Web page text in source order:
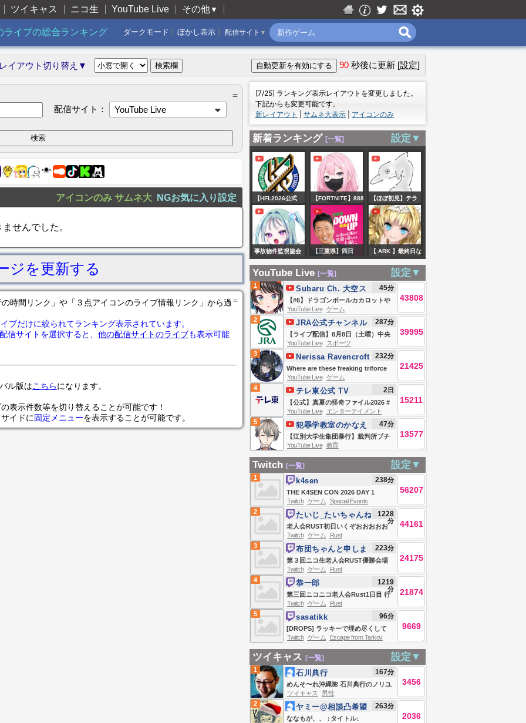
ツイキャス ニコ生 YouTube Live その他▼
ライブの総合ランキング 配信サイト ▼
ぼかし表示
ダークモード
イアウト切り替え▼ 90 秒後に更新 [設定]
＝
配信サイト：
YouTube Live
アイコンのみ サムネ大 NGお気に入り設定
せんでした。
ジを更新する
＝
時間リンク」や「３点アイコンのライブ情報リンク」から過
ブだけに絞られてランキング表示されています。
信サイトを選択すると、 他の配信サイトのライブも表示可能
ル版はこちらになります。
表示件数等を切り替えることが可能です！
イドに固定メニューを表示することが可能です。
[7/25] ランキング表示レイアウトを変更しました。
下記からも変更可能です。
新レイアウト
サムネ大表示 アイコンのみ
新着ランキング [一覧] 設定▼
【HFL2026公式
戦】2026年8月8日
(土)14:00 第二試合
（別海 vs 士別）
【釧路方面中標津
警察署 プレゼン
ツ】
【FORTNITE】888
～の日‼ブレインロ
ットその他参加型
配信【フォートナ
イト】
【ほぼ初見】テラ
リアcalamity mod
遊ぶ。浮く骸骨を
つぶすよ
事故物件監視協会
3 あきら よる (み
【三重県】四日
市！清水ただし公
式チャンネルが配
信中
【 ARK 】最終日な
のでボス戦全部や
ります間に合え ＃
あかとまARK 【
まと あかいとまと
】
YouTube Live [一覧] 設定▼
1
【#6】ドラゴンボールカカロットや
るしゅばああああああああああああ
ああああああああああああああ
あ！！！！！！【ホロライブ/大空ス
バル】
Subaru Ch. 大空ス
バル
45分
43808
YouTube Live ゲーム
2
【ライブ配信】8月8日（土曜）中央
競馬全レース中継（新潟・中京・札
幌）
JRA公式チャンネル 287分
39995
YouTube Live
スポーツ
3
Where are these freaking triforce
charts? | The Legend of Zelda:
The Wind Waker
Nerissa Ravencroft
Ch. hololive-EN
232分
21425
YouTube Live ゲーム
4
【公式】真夏の怪奇ファイル2026 #
恐怖 #心霊
テレ東公式 TV
TOKYO
2 日
15211
YouTube Live
エンターテイメント
5
【江別大学生集団暴行】裁判所ブチ
ギレの厳罰…当時18歳少年に無期懲
役判決が出ました【かなえ先生の解
説】
犯罪学教室のかなえ
先生 V
Criminologist
47分
13577
YouTube Live 教育
Twitch [一覧] 設定▼
1
THE K4SEN CON 2026 DAY 1
k4sen 238分
56207
Twitch ゲーム Special Events
2
老人会RUST初日いくぞおおおおお
おおおおお
たいじ_たいちゃんね
る
1228
分 44161
Twitch ゲーム
Rust
3
第３回ニコ生老人会RUST優勝会場
お布団ちゃん、う〇ちちゃん、恭ち
ゃん、キズナ ２日目
布団ちゃんと申しま
す
223分
24175
Twitch ゲーム
Rust
4
第三回ニコニコ老人会Rust1日目 行
くぞ‼優勝
恭一郎 1219
分 21874
Twitch ゲーム
Rust
5
[DROPS] ラッキーで埋め尽くして
Escape From Tarkov
sasatikk 96分
9669
Twitch ゲーム Escape from Tarkov
ツイキャス [一覧] 設定▼
1
めんそ〜れ沖縄🌺 石川典行のノリユ
キラジオ
石川典行 167分
3456
ツイキャス
男性
2
ななもが、、 ↓タイトル↓
ヤミー@相談凸希望
はLINEへ
263分
2036